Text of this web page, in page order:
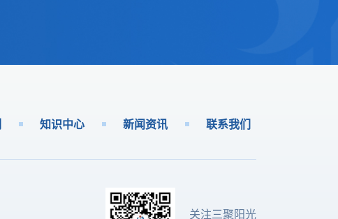
知识中心 新闻资讯 联系我们
关注三聚阳光